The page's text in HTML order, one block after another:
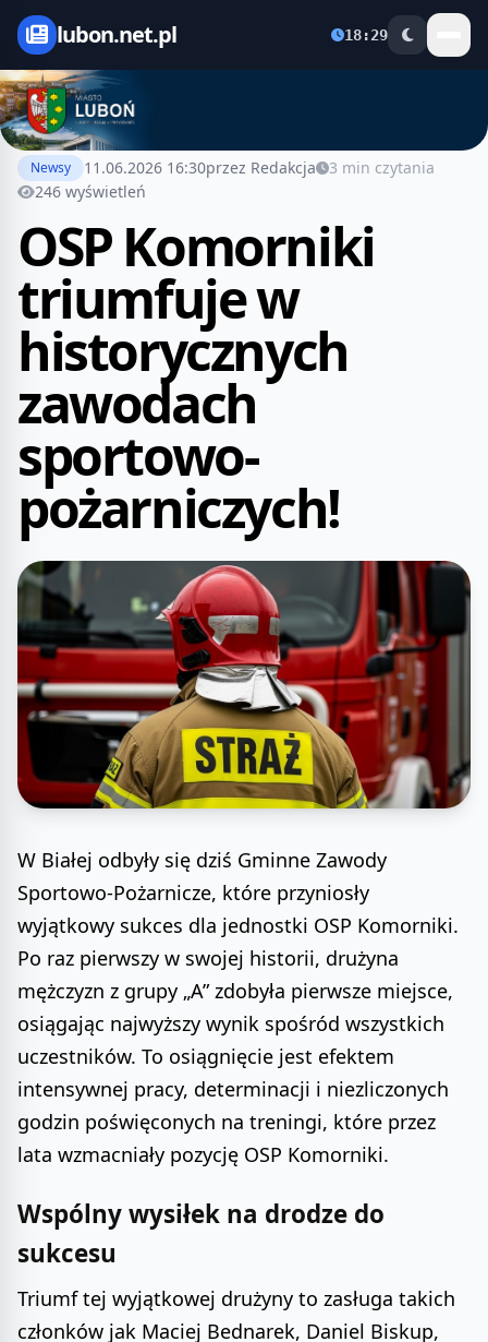
lubon.net.pl 18:29
Newsy 11.06.2026 16:30przez Redakcja
3 min czytania
246 wyświetleń
OSP Komorniki
triumfuje w
historycznych
zawodach
sportowo-
pożarniczych!
W Białej odbyły się dziś Gminne Zawody
Sportowo-Pożarnicze, które przyniosły
wyjątkowy sukces dla jednostki OSP Komorniki.
Po raz pierwszy w swojej historii, drużyna
mężczyzn z grupy „A” zdobyła pierwsze miejsce,
osiągając najwyższy wynik spośród wszystkich
uczestników. To osiągnięcie jest efektem
intensywnej pracy, determinacji i niezliczonych
godzin poświęconych na treningi, które przez
lata wzmacniały pozycję OSP Komorniki.
Wspólny wysiłek na drodze do
sukcesu
Triumf tej wyjątkowej drużyny to zasługa takich
członków jak Maciej Bednarek, Daniel Biskup,